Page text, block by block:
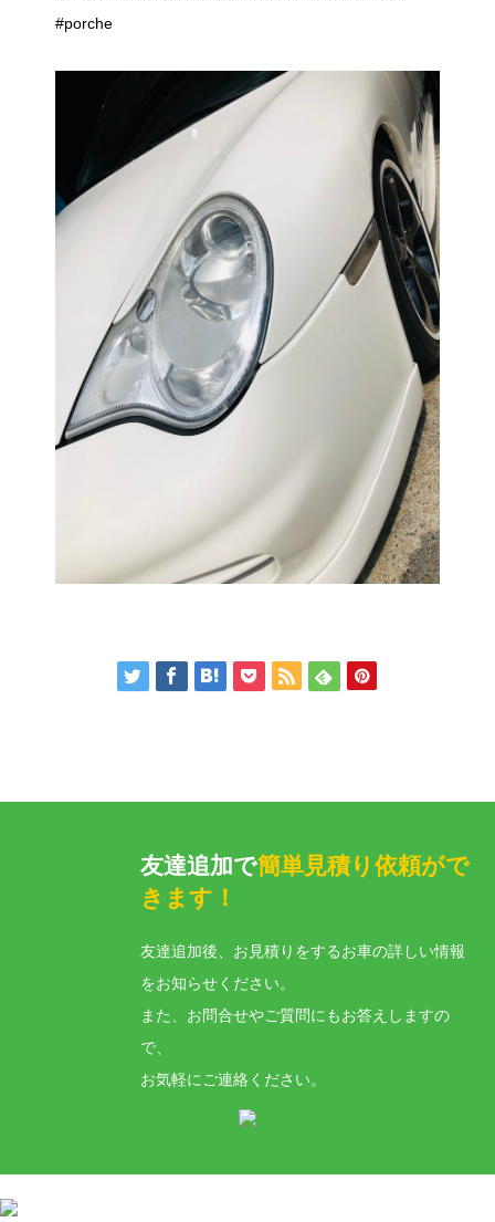
#porche
友達追加で簡単見積り依頼がで
きます！
友達追加後、お見積りをするお車の詳しい情報
をお知らせください。
また、お問合せやご質問にもお答えしますの
で、
お気軽にご連絡ください。